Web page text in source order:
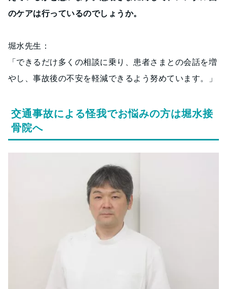
のケアは行っているのでしょうか。
堀水先生：
「できるだけ多くの相談に乗り、患者さまとの会話を増
やし、事故後の不安を軽減できるよう努めています。」
交通事故による怪我でお悩みの方は堀水接
骨院へ